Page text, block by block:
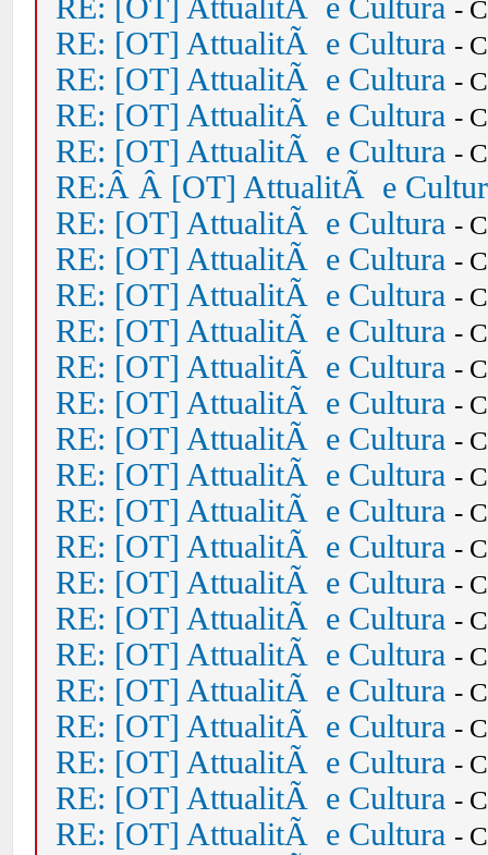
RE: [OT] AttualitÃ e Cultura -
RE: [OT] AttualitÃ e Cultura -
RE: [OT] AttualitÃ e Cultura -
RE: [OT] AttualitÃ e Cultura -
RE: [OT] AttualitÃ e Cultura -
RE:Â Â [OT] AttualitÃ e
RE: [OT] AttualitÃ e Cultura -
RE: [OT] AttualitÃ e Cultura -
RE: [OT] AttualitÃ e Cultura -
RE: [OT] AttualitÃ e Cultura -
RE: [OT] AttualitÃ e Cultura -
RE: [OT] AttualitÃ e Cultura -
RE: [OT] AttualitÃ e Cultura -
RE: [OT] AttualitÃ e Cultura -
RE: [OT] AttualitÃ e Cultura -
RE: [OT] AttualitÃ e Cultura -
RE: [OT] AttualitÃ e Cultura -
RE: [OT] AttualitÃ e Cultura -
RE: [OT] AttualitÃ e Cultura -
RE: [OT] AttualitÃ e Cultura -
RE: [OT] AttualitÃ e Cultura -
RE: [OT] AttualitÃ e Cultura -
RE: [OT] AttualitÃ e Cultura -
RE: [OT] AttualitÃ e Cultura -